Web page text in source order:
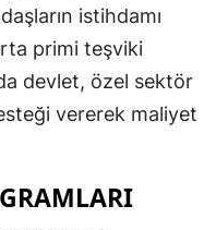
istihdamı
primi teşviki
devlet, özel sektör
vererek maliyet